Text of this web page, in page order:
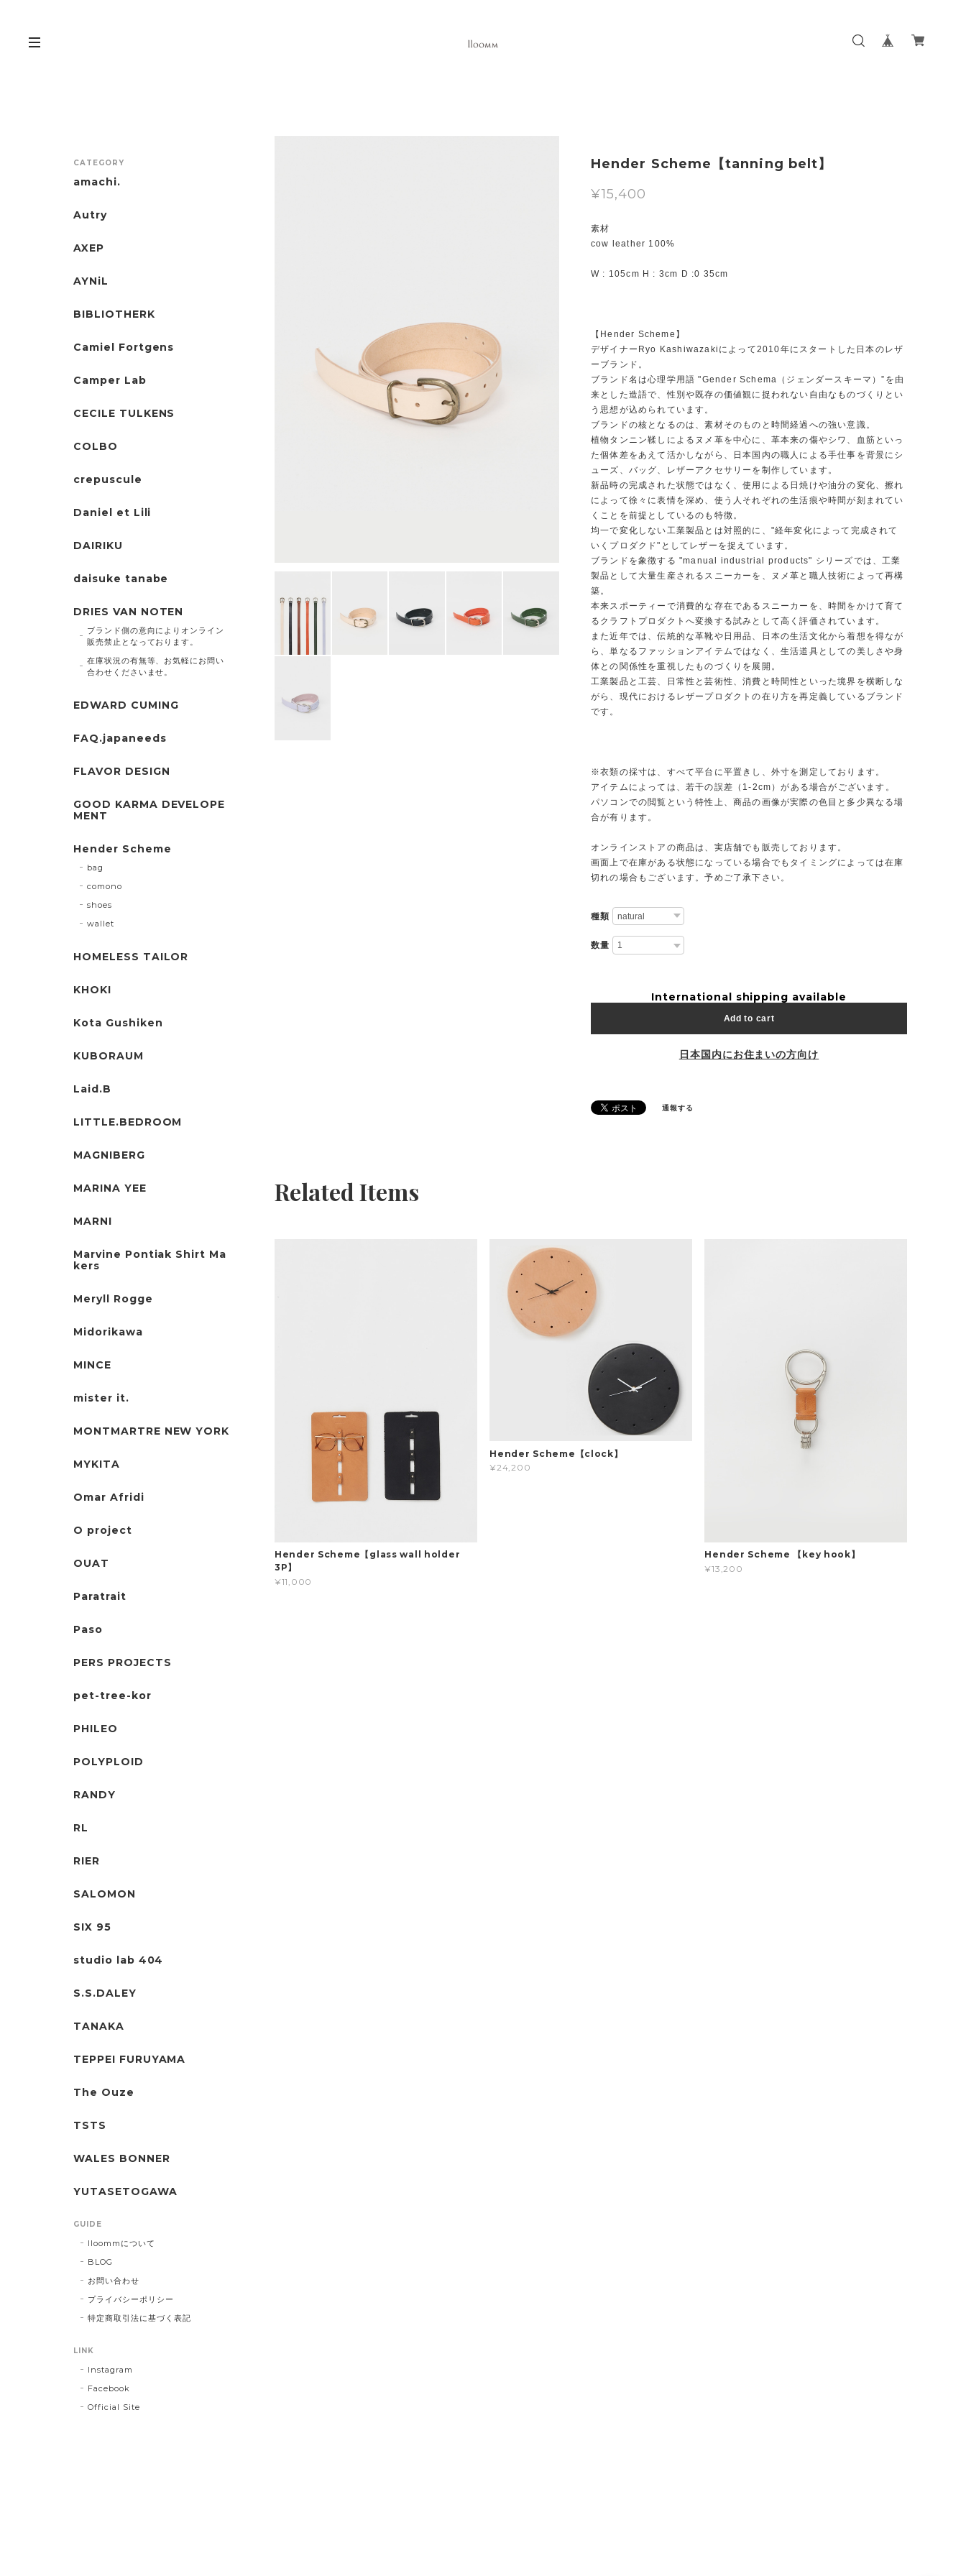
Hender Scheme【tanning belt】
¥15,400
素材
cow leather 100%
W : 105cm H : 3cm D :0 35cm
【Hender Scheme】
デザイナーRyo Kashiwazakiによって2010年にスタートした日本のレザ
ーブランド。
ブランド名は心理学用語 "Gender Schema（ジェンダースキーマ）”を由
来とした造語で、性別や既存の価値観に捉われない自由なものづくりとい
う思想が込められています。
ブランドの核となるのは、素材そのものと時間経過への強い意識。
植物タンニン鞣しによるヌメ革を中心に、革本来の傷やシワ、血筋といっ
た個体差をあえて活かしながら、日本国内の職人による手仕事を背景にシ
ューズ、バッグ、レザーアクセサリーを制作しています。
新品時の完成された状態ではなく、使用による日焼けや油分の変化、擦れ
によって徐々に表情を深め、使う人それぞれの生活痕や時間が刻まれてい
くことを前提としているのも特徴。
均一で変化しない工業製品とは対照的に、"経年変化によって完成されて
いくプロダクド"としてレザーを捉えています。
ブランドを象徴する "manual industrial products" シリーズでは、工業
製品として大量生産されるスニーカーを、ヌメ革と職人技術によって再構
築。
本来スポーティーで消費的な存在であるスニーカーを、時間をかけて育て
るクラフトプロダクトへ変換する試みとして高く評価されています。
また近年では、伝統的な革靴や日用品、日本の生活文化から着想を得なが
ら、単なるファッションアイテムではなく、生活道具としての美しさや身
体との関係性を重視したものづくりを展開。
工業製品と工芸、日常性と芸術性、消費と時間性といった境界を横断しな
がら、現代におけるレザープロダクトの在り方を再定義しているブランド
です。
※衣類の採寸は、すべて平台に平置きし、外寸を測定しております。
アイテムによっては、若干の誤差（1-2cm）がある場合がございます。
パソコンでの閲覧という特性上、商品の画像が実際の色目と多少異なる場
合が有ります。
オンラインストアの商品は、実店舗でも販売しております。
画面上で在庫がある状態になっている場合でもタイミングによっては在庫
切れの場合もございます。予めご了承下さい。
種類
数量
International shipping available
Add to cart
日本国内にお住まいの方向け
通報する
Related Items
Hender Scheme【glass wall holder
3P】
¥11,000
Hender Scheme【clock】
¥24,200
Hender Scheme 【key hook】
¥13,200
CATEGORY
amachi.
Autry
AXEP
AYNiL
BIBLIOTHERK
Camiel Fortgens
Camper Lab
CECILE TULKENS
COLBO
crepuscule
Daniel et Lili
DAIRIKU
daisuke tanabe
DRIES VAN NOTEN
ブランド側の意向によりオンライン
販売禁止となっております。
在庫状況の有無等、お気軽にお問い
合わせくださいませ。
EDWARD CUMING
FAQ.japaneeds
FLAVOR DESIGN
GOOD KARMA DEVELOPE
MENT
Hender Scheme
bag
comono
shoes
wallet
HOMELESS TAILOR
KHOKI
Kota Gushiken
KUBORAUM
Laid.B
LITTLE.BEDROOM
MAGNIBERG
MARINA YEE
MARNI
Marvine Pontiak Shirt Ma
kers
Meryll Rogge
Midorikawa
MINCE
mister it.
MONTMARTRE NEW YORK
MYKITA
Omar Afridi
O project
OUAT
Paratrait
Paso
PERS PROJECTS
pet-tree-kor
PHILEO
POLYPLOID
RANDY
RL
RIER
SALOMON
SIX 95
studio lab 404
S.S.DALEY
TANAKA
TEPPEI FURUYAMA
The Ouze
TSTS
WALES BONNER
YUTASETOGAWA
GUIDE
lloommについて
BLOG
お問い合わせ
プライバシーポリシー
特定商取引法に基づく表記
LINK
Instagram
Facebook
Official Site